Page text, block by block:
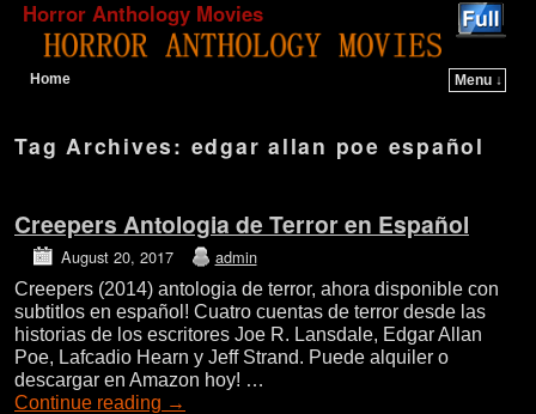
Horror Anthology Movies
Home
Menu ↓
Tag Archives: edgar allan poe español
Creepers Antologia de Terror en Español
August 20, 2017 admin
Creepers (2014) antologia de terror, ahora disponible con
subtitlos en español! Cuatro cuentas de terror desde las
historias de los escritores Joe R. Lansdale, Edgar Allan
Poe, Lafcadio Hearn y Jeff Strand. Puede alquiler o
descargar en Amazon hoy! …
Continue reading →